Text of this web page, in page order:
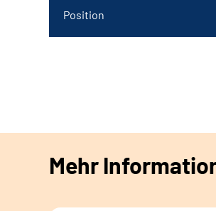
Position
Mehr